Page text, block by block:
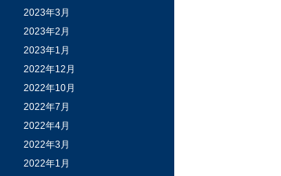
2023年3月
2023年2月
2023年1月
2022年12月
2022年10月
2022年7月
2022年4月
2022年3月
2022年1月